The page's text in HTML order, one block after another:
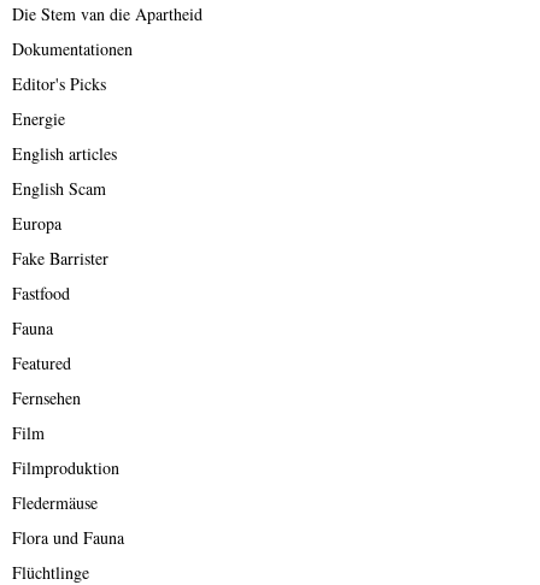
Die Stem van die Apartheid
Dokumentationen
Editor's Picks
Energie
English articles
English Scam
Europa
Fake Barrister
Fastfood
Fauna
Featured
Fernsehen
Film
Filmproduktion
Fledermäuse
Flora und Fauna
Flüchtlinge